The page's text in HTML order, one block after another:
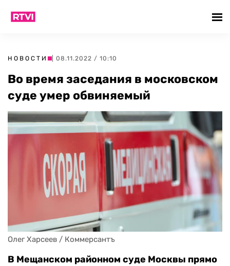
НОВОСТИ | 08.11.2022 / 10:10
Во время заседания в московском
суде умер обвиняемый
Олег Харсеев / Коммерсантъ
В Мещанском районном суде Москвы прямо